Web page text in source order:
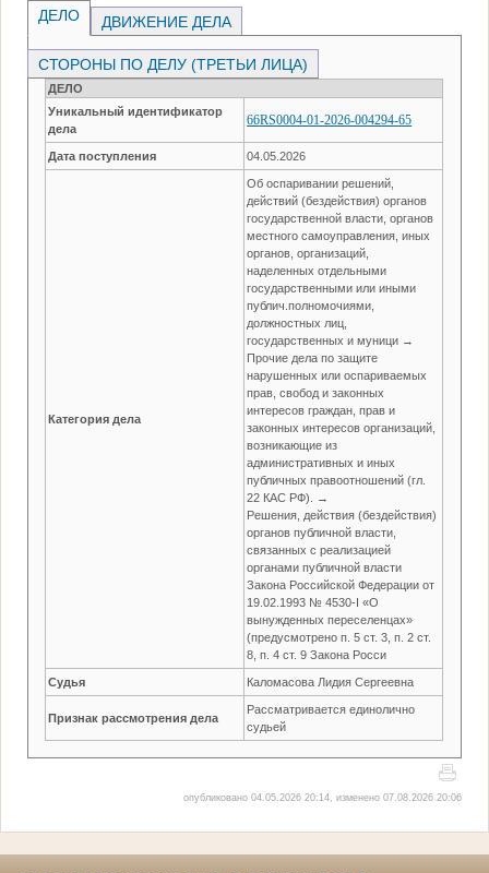
ДЕЛО ДВИЖЕНИЕ ДЕЛА
СТОРОНЫ ПО ДЕЛУ (ТРЕТЬИ ЛИЦА)
ДЕЛО
Уникальный идентификатор
дела
66RS0004-01-2026-004294-65
Дата поступления 04.05.2026
Категория дела
Об оспаривании решений,
действий (бездействия) органов
государственной власти, органов
местного самоуправления, иных
органов, организаций,
наделенных отдельными
государственными или иными
публич.полномочиями,
должностных лиц,
государственных и муници →
Прочие дела по защите
нарушенных или оспариваемых
прав, свобод и законных
интересов граждан, прав и
законных интересов организаций,
возникающие из
административных и иных
публичных правоотношений (гл.
22 КАС РФ). →
Решения, действия (бездействия)
органов публичной власти,
связанных с реализацией
органами публичной власти
Закона Российской Федерации от
19.02.1993 № 4530-I «О
вынужденных переселенцах»
(предусмотрено п. 5 ст. 3, п. 2 ст.
8, п. 4 ст. 9 Закона Росси
Судья Каломасова Лидия Сергеевна
Признак рассмотрения дела
Рассматривается единолично
судьей
опубликовано 04.05.2026 20:14, изменено 07.08.2026 20:06